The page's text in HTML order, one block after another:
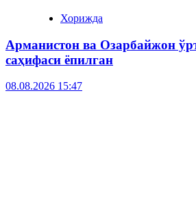
Хорижда
Арманистон ва Озарбайжон
саҳифаси ёпилган
08.08.2026 15:47